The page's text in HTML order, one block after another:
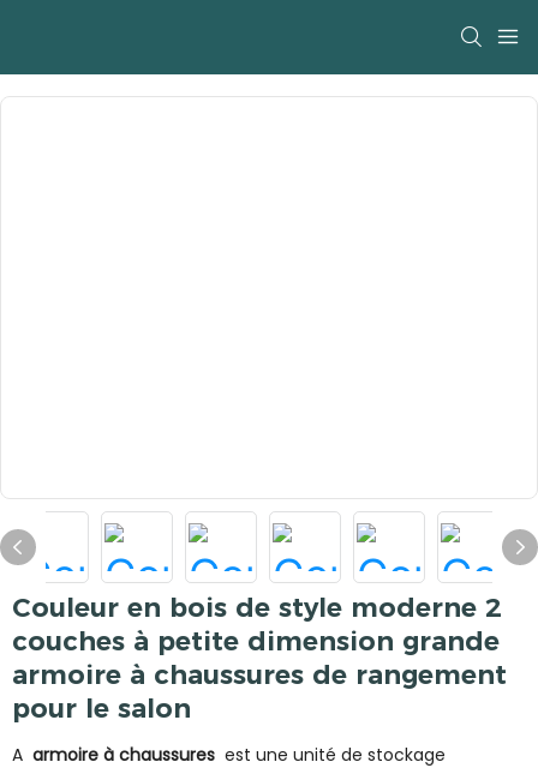
Couleur en bois de style moderne 2
couches à petite dimension grande
armoire à chaussures de rangement
pour le salon
A armoire à chaussures est une unité de stockage